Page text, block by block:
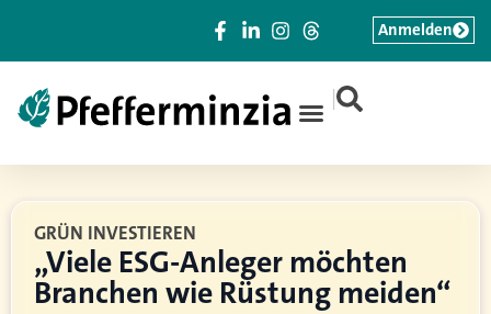
|
Anmelden
GRÜN INVESTIEREN
„Viele ESG-Anleger möchten
Branchen wie Rüstung meiden“